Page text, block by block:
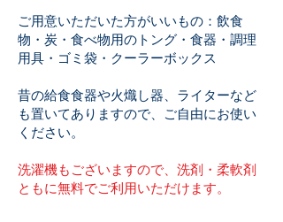
ご用意いただいた方がいいもの：飲食
物・炭・食べ物用のトング・食器・調理
用具・ゴミ袋・クーラーボックス
昔の給食食器や火熾し器、ライターなど
も置いてありますので、ご自由にお使い
ください。​​​​​​​
洗濯機もございますので、洗剤・柔軟剤
ともに無料でご利用いただけます。